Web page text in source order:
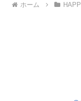
ホーム